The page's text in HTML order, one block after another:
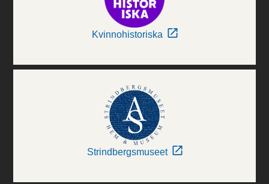
Kvinnohistoriska
Strindbergsmuseet